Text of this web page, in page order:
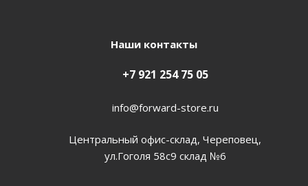
Наши контакты
+7 921 254 75 05
info@forward-store.ru
Центральный офис-склад, Череповец,
ул.Гоголя 58с9 склад №6